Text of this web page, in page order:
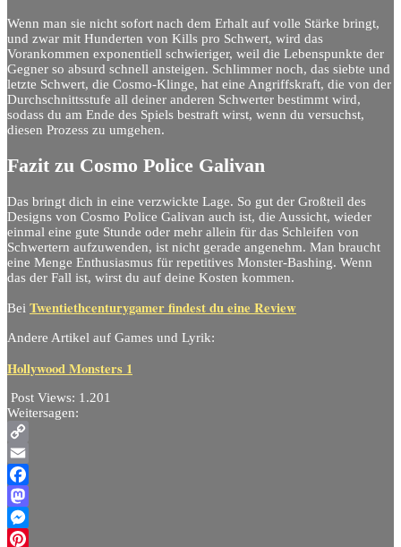
Wenn man sie nicht sofort nach dem Erhalt auf volle Stärke bringt,
und zwar mit Hunderten von Kills pro Schwert, wird das
Vorankommen exponentiell schwieriger, weil die Lebenspunkte der
Gegner so absurd schnell ansteigen. Schlimmer noch, das siebte und
letzte Schwert, die Cosmo-Klinge, hat eine Angriffskraft, die von der
Durchschnittsstufe all deiner anderen Schwerter bestimmt wird,
sodass du am Ende des Spiels bestraft wirst, wenn du versuchst,
diesen Prozess zu umgehen.
Fazit zu Cosmo Police Galivan
Das bringt dich in eine verzwickte Lage. So gut der Großteil des
Designs von Cosmo Police Galivan auch ist, die Aussicht, wieder
einmal eine gute Stunde oder mehr allein für das Schleifen von
Schwertern aufzuwenden, ist nicht gerade angenehm. Man braucht
eine Menge Enthusiasmus für repetitives Monster-Bashing. Wenn
das der Fall ist, wirst du auf deine Kosten kommen.
Bei Twentiethcenturygamer findest du eine Review
Andere Artikel auf Games und Lyrik:
Hollywood Monsters 1
Post Views: 1.201
Weitersagen:
Copy
Link
Email
Facebook
Mastodon
Messenger